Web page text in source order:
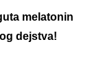
melatonin
dejstva!